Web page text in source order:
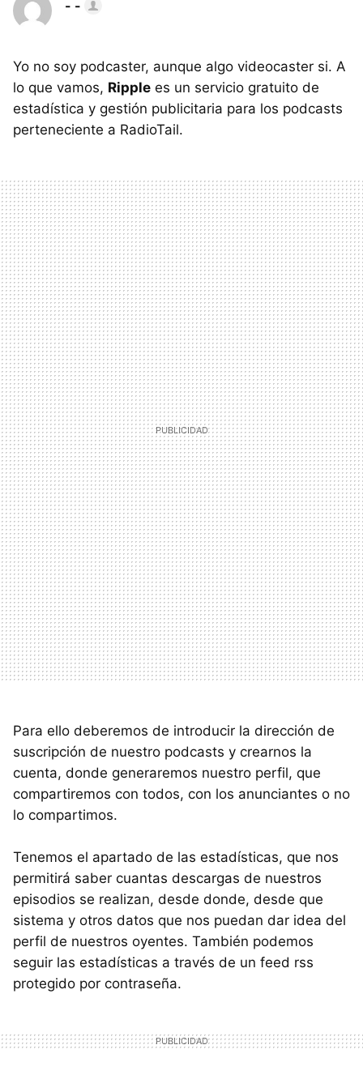
- -
Yo no soy podcaster, aunque algo videocaster si. A
lo que vamos, Ripple es un servicio gratuito de
estadística y gestión publicitaria para los podcasts
perteneciente a RadioTail.
Para ello deberemos de introducir la dirección de
suscripción de nuestro podcasts y crearnos la
cuenta, donde generaremos nuestro perfil, que
compartiremos con todos, con los anunciantes o no
lo compartimos.
Tenemos el apartado de las estadísticas, que nos
permitirá saber cuantas descargas de nuestros
episodios se realizan, desde donde, desde que
sistema y otros datos que nos puedan dar idea del
perfil de nuestros oyentes. También podemos
seguir las estadísticas a través de un feed rss
protegido por contraseña.